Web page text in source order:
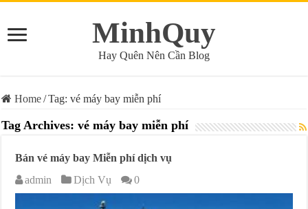
MinhQuy
Hay Quên Nên Cần Blog
Home/Tag:vé máy bay miễn phí
Tag Archives:vé máy bay miễn phí
Bán vé máy bay Miễn phí dịch vụ
admin
Dịch Vụ 0